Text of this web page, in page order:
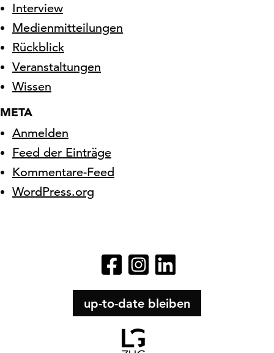
Interview
Medienmitteilungen
Rückblick
Veranstaltungen
Wissen
META
Anmelden
Feed der Einträge
Kommentare-Feed
WordPress.org
up-to-date bleiben